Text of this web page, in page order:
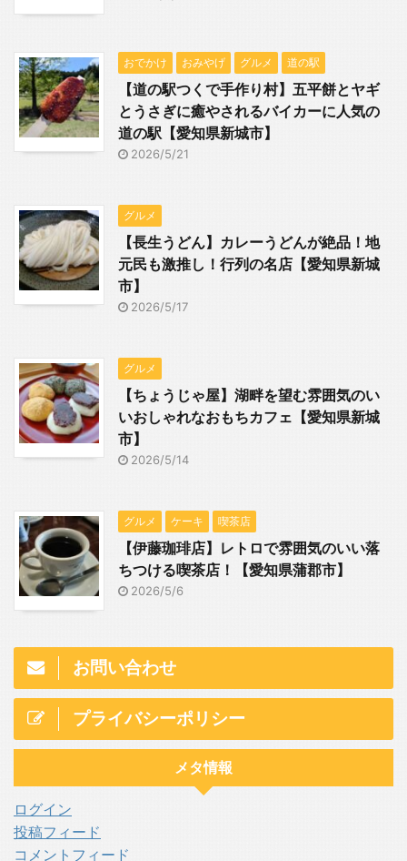
おでかけ おみやげ グルメ 道の駅
【道の駅つくで手作り村】五平餅とヤギ
とうさぎに癒やされるバイカーに人気の
道の駅【愛知県新城市】
2026/5/21
グルメ
【長生うどん】カレーうどんが絶品！地
元民も激推し！行列の名店【愛知県新城
市】
2026/5/17
グルメ
【ちょうじゃ屋】湖畔を望む雰囲気のい
いおしゃれなおもちカフェ【愛知県新城
市】
2026/5/14
グルメ ケーキ 喫茶店
【伊藤珈琲店】レトロで雰囲気のいい落
ちつける喫茶店！【愛知県蒲郡市】
2026/5/6
お問い合わせ
プライバシーポリシー
メタ情報
ログイン
投稿フィード
コメントフィード